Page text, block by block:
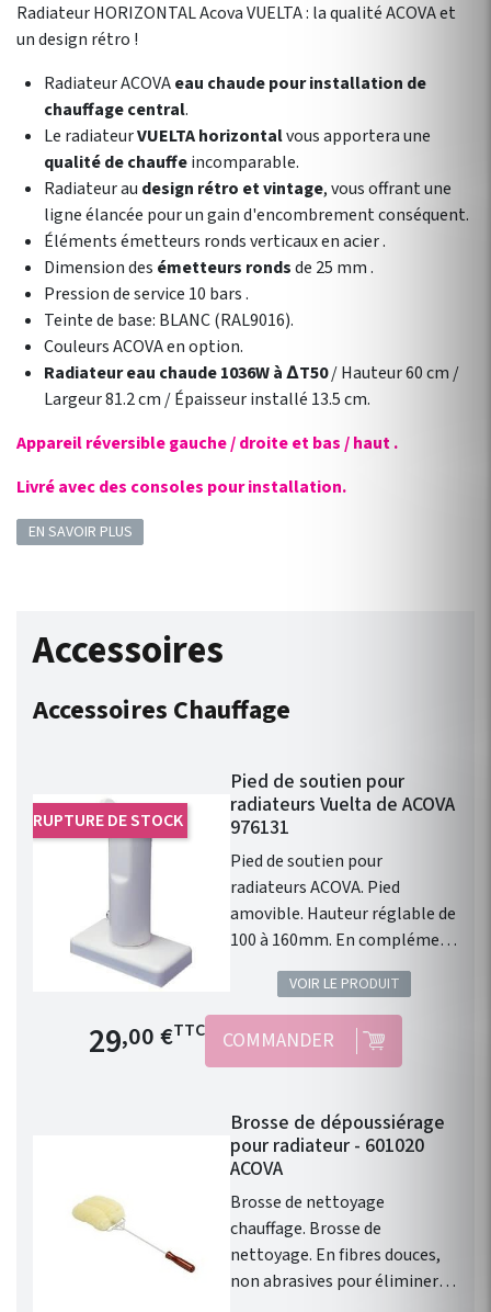
Radiateur HORIZONTAL Acova VUELTA : la qualité ACOVA et
un design rétro !
Radiateur ACOVAeau chaude pour installation de
chauffage central.
Le radiateurVUELTA horizontalvous apportera une
qualité de chauffeincomparable.
Radiateur au design rétro et vintage, vous offrant une
ligne élancée pour un gain d'encombrement conséquent.
Éléments émetteurs ronds verticaux en acier .
Dimension des émetteurs rondsde 25 mm .
Pression de service 10 bars .
Teinte de base: BLANC (RAL9016).
Couleurs ACOVA en option.
Radiateur eau chaude 1036W à ∆T50/ Hauteur 60 cm /
Largeur 81.2 cm / Épaisseur installé 13.5 cm.
Appareil réversible gauche / droite et bas / haut .
Livré avec des consoles pour installation.
EN SAVOIR PLUS
Accessoires
Accessoires Chauffage
RUPTURE DE STOCK
Pied de soutien pour
radiateurs Vuelta de ACOVA
976131
Pied de soutien pour
radiateurs ACOVA. Pied
amovible. Hauteur réglable de
100 à 160mm. En complément
des consoles murales. Vendu à
l'unité. Disponible en 46
couleurs du nuancier ACOVA.
Produit en fin de série,
remplacé par les références :
722411 722401 722421
VOIR LE PRODUIT
Prix de base
29,00 €TTC COMMANDER
Brosse de dépoussiérage
pour radiateur - 601020
ACOVA
Brosse de nettoyage
chauffage. Brosse de
nettoyage. En fibres douces,
non abrasives pour éliminer